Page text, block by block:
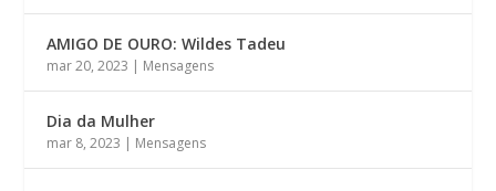
AMIGO DE OURO: Wildes Tadeu
mar 20, 2023 | Mensagens
Dia da Mulher
mar 8, 2023 | Mensagens